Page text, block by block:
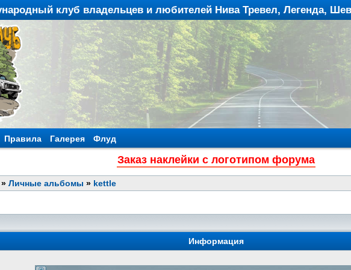
клуб владельцев и любителей Нива Тревел, Легенда,
Правила Галерея Флуд
Заказ наклейки с логотипом форума
» Личные альбомы » kettle
Информация